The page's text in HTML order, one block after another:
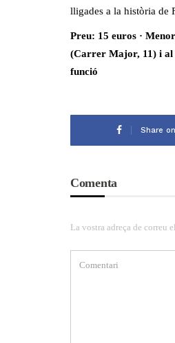
lligades a la història de
Preu: 15 euros ·
(Carrer Major, 11) i al
funció
Share
Comenta
La vostra adreça de correu